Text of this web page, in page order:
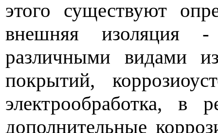
этого существуют
внешняя изоляция -
различными видами
покрытий,
электрообработка, в
дополнительные